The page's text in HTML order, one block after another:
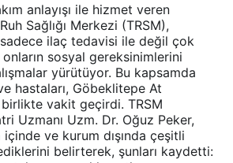
anlayışı ile hizmet veren
Sağlığı Merkezi (TRSM),
ilaç tedavisi ile değil çok
sosyal gereksinimlerini
yürütüyor. Bu kapsamda
hastaları, Göbeklitepe At
vakit geçirdi. TRSM
Uzmanı Uzm. Dr. Oğuz Peker,
ve kurum dışında çeşitli
belirterek, şunları kaydetti: